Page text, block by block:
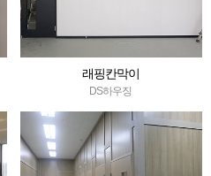
래핑칸막이
DS하우징